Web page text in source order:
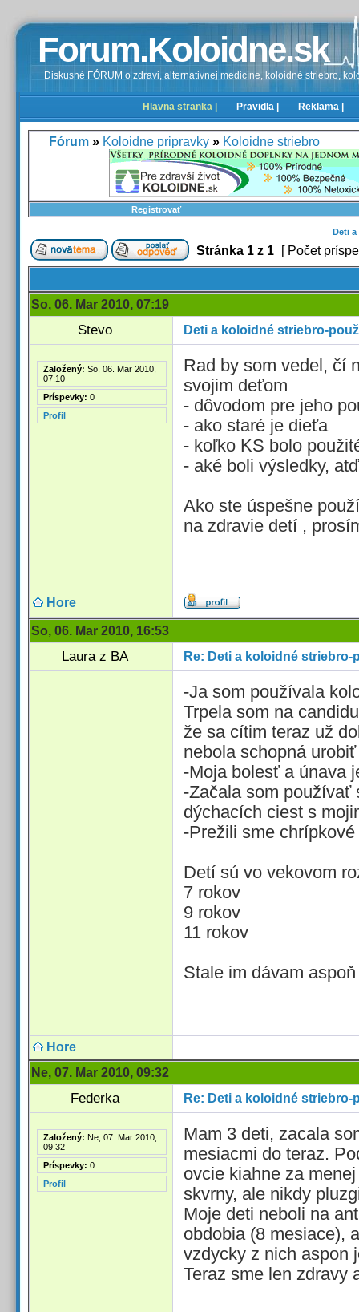
Forum.Koloidne.sk
Diskusné FÓRUM o zdravi, alternativnej medicíne, koloidné striebro,
Hlavna stranka | Pravidla | Reklama |
Fórum » Koloidne pripravky » Koloidne striebro
Registrovať
Deti
Stránka 1 z 1 [ Počet
So, 06. Mar 2010, 07:19
Stevo Deti a koloidné striebro-
Založený: So, 06. Mar 2010,
07:10
Príspevky: 0
Profil
Rad by som vedel, čí
svojim deťom
- dôvodom pre jeho
- ako staré je dieťa
- koľko KS bolo
- aké boli výsledky,
Ako ste úspešne
na zdravie detí ,
Hore
So, 06. Mar 2010, 16:53
Laura z BA Re: Deti a koloidné striebro-
-Ja som používala
Trpela som na
že sa cítim teraz už
nebola schopná urobiť
-Moja bolesť a únava
-Začala som používať
dýchacích ciest s
-Prežili sme
Detí sú vo vekovom
7 rokov
9 rokov
11 rokov
Stale im dávam
Hore
Ne, 07. Mar 2010, 09:32
Federka Re: Deti a koloidné striebro-
Založený: Ne, 07. Mar 2010,
09:32
Príspevky: 0
Profil
Mam 3 deti, zacala
mesiacmi do teraz.
ovcie kiahne za
skvrny, ale nikdy
Moje deti neboli na
obdobia (8 mesiace),
vzdycky z nich aspon
Teraz sme len zdravy